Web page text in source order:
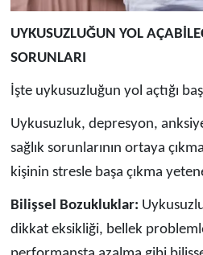
UYKUSUZLUĞUN YOL
SORUNLARI
İşte uykusuzluğun yol açtığı
Uykusuzluk, depresyon,
sağlık sorunlarının ortaya
kişinin stresle başa çıkma
Bilişsel Bozukluklar:
dikkat eksikliği, bellek